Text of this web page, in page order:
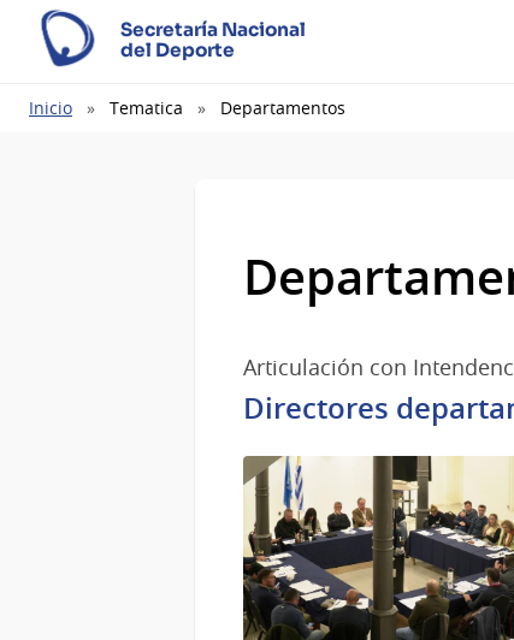
Secretaría Nacional
del Deporte
Ruta
Inicio Tematica Departamentos
Articulación con
Directores